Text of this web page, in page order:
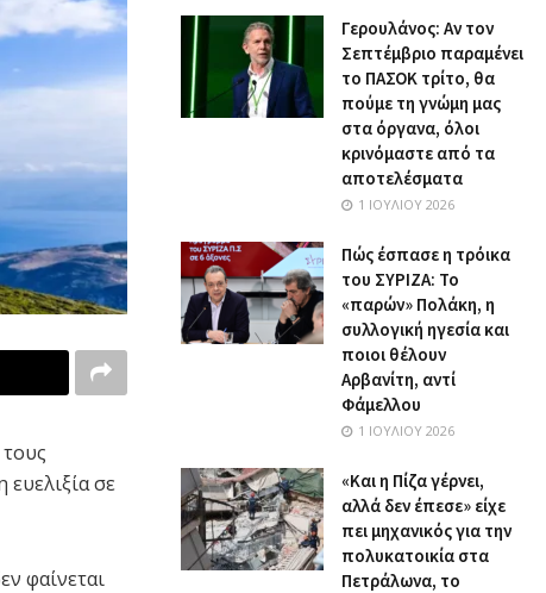
σε
φαίνεται
Γερουλάνος: Αν τον
Σεπτέμβριο παραμένει
το ΠΑΣΟΚ τρίτο, θα
πούμε τη γνώμη μας
στα όργανα, όλοι
κρινόμαστε από τα
αποτελέσματα
1 ΙΟΥΛΊΟΥ 2026
Πώς έσπασε η τρόικα
του ΣΥΡΙΖΑ: Το
«παρών» Πολάκη, η
συλλογική ηγεσία και
ποιοι θέλουν
Αρβανίτη, αντί
Φάμελλου
1 ΙΟΥΛΊΟΥ 2026
«Και η Πίζα γέρνει,
αλλά δεν έπεσε» είχε
πει μηχανικός για την
πολυκατοικία στα
Πετράλωνα, το